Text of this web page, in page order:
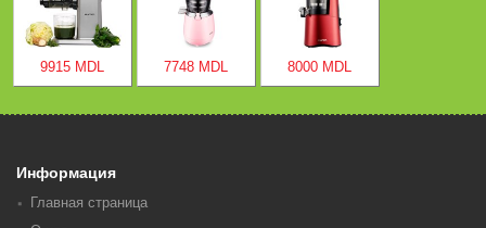
9915 MDL 7748 MDL 8000 MDL
Информация
Главная страница